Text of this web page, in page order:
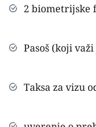
2 biometrijske
Pasoš (koji
Taksa za vizu